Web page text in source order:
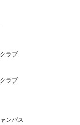
ラブ
ラブ
ンパス